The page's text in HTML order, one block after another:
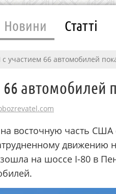
Новини Статті
участием 66 автомобилей
автомобилей
восточную часть
на шоссе I-80 в